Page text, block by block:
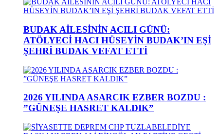
BUDAK AİLESİNİN ACILI GÜNÜ:
ATÖLYECİ HACI HÜSEYİN BUDAK’IN EŞİ
ŞEHRİ BUDAK VEFAT ETTİ
2026 YILINDA ASARCIK EZBER BOZDU :
”GÜNEŞE HASRET KALDIK”